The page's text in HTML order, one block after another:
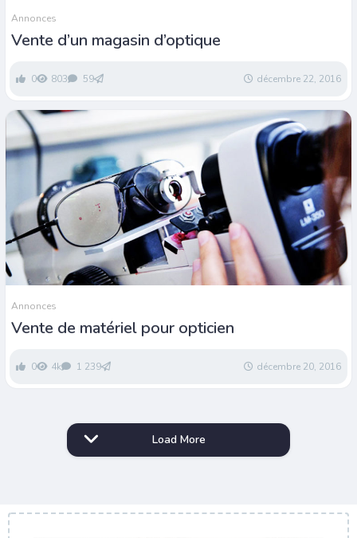
Annonces
Vente d’un magasin d’optique
0 803 59 décembre 22, 2016
Annonces
Vente de matériel pour opticien
0 4k 1 239 décembre 20, 2016
Load More